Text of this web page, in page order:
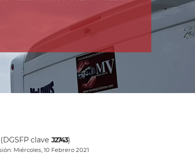
clave J2743)
Miércoles, 10 Febrero 2021